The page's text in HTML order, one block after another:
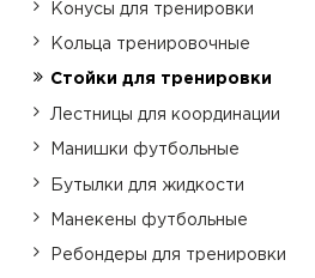
Конусы для тренировки
Кольца тренировочные
Стойки для тренировки
Лестницы для координации
Манишки футбольные
Бутылки для жидкости
Манекены футбольные
Ребондеры для тренировки